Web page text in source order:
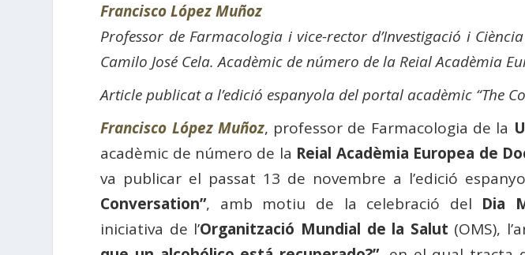
Francisco López Muñoz
Professor de Farmacologia i vice-rector d’Investigació i
Camilo José Cela. Acadèmic de número de la Reial Acadèmia
Article publicat a l’edició espanyola del portal acadèmic “The
Francisco López Muñoz, professor de Farmacologia de la
acadèmic de número de la Reial Acadèmia Europea de
va publicar el passat 13 de novembre a l’edició
Conversation”, amb motiu de la celebració del Dia
iniciativa de l’Organització Mundial de la Salut (OMS),